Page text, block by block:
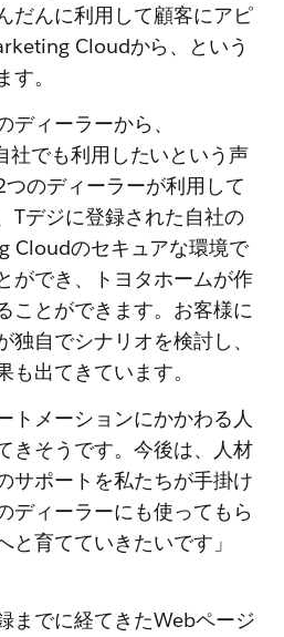
だんに利用して顧客にアピ
Cloudから、という
。
ィーラーから、
でも利用したいという声
のディーラーが利用して
Tデジに登録された自社の
Cloudのセキュアな環境で
ができ、トヨタホームが作
ことができます。お客様に
独自でシナリオを検討し、
も出てきています。
トメーションにかかわる人
きそうです。今後は、人材
サポートを私たちが手掛け
ディーラーにも使ってもら
と育てていきたいです」
までに経てきたWebページ